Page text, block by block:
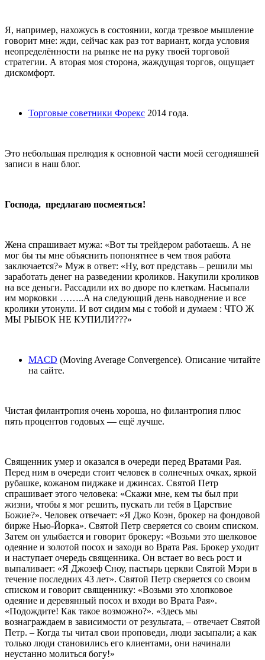
Я, например, нахожусь в состоянии, когда трезвое мышление
говорит мне: жди, сейчас как раз тот вариант, когда условия
неопределённости на рынке не на руку твоей торговой
стратегии. А вторая моя сторона, жаждущая торгов, ощущает
дискомфорт.
Торговые советники Форекс 2014 года.
Это небольшая прелюдия к основной части моей сегодняшней
записи в наш блог.
Господа, предлагаю посмеяться!
Жена спрашивает мужа: «Вот ты трейдером работаешь. А не
мог бы ты мне объяснить попонятнее в чем твоя работа
заключается?» Муж в ответ: «Ну, вот представь – решили мы
заработать денег на разведении кроликов. Накупили кроликов
на все деньги. Рассадили их во дворе по клеткам. Насыпали
им морковки ……..А на следующий день наводнение и все
кролики утонули. И вот сидим мы с тобой и думаем : ЧТО Ж
МЫ РЫБОК НЕ КУПИЛИ???»
MACD (Moving Average Convergence). Описание читайте
на сайте.
Чистая филантропия очень хороша, но филантропия плюс
пять процентов годовых — ещё лучше.
Священник умер и оказался в очереди перед Вратами Рая.
Перед ним в очереди стоит человек в солнечных очках, яркой
рубашке, кожаном пиджаке и джинсах. Святой Петр
спрашивает этого человека: «Скажи мне, кем ты был при
жизни, чтобы я мог решить, пускать ли тебя в Царствие
Божие?». Человек отвечает: «Я Джо Коэн, брокер на фондовой
бирже Нью-Йорка». Святой Петр сверяется со своим списком.
Затем он улыбается и говорит брокеру: «Возьми это шелковое
одеяние и золотой посох и заходи во Врата Рая. Брокер уходит
и наступает очередь священника. Он встает во весь рост и
выпаливает: «Я Джозеф Сноу, пастырь церкви Святой Мэри в
течение последних 43 лет». Святой Петр сверяется со своим
списком и говорит священнику: «Возьми это хлопковое
одеяние и деревянный посох и входи во Врата Рая».
«Подождите! Как такое возможно?». «Здесь мы
вознаграждаем в зависимости от результата, – отвечает Святой
Петр. – Когда ты читал свои проповеди, люди засыпали; а как
только люди становились его клиентами, они начинали
неустанно молиться богу!»